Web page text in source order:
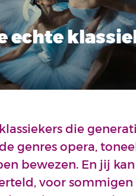
echte
die
genres opera,
bewezen. En jij
voor